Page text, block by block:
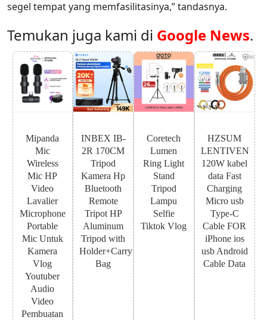
segel tempat yang memfasilitasinya,” tandasnya.
Temukan juga kami di Google News.
Mipanda
Mic
Wireless
Mic HP
Video
Lavalier
Microphone
Portable
Mic Untuk
Kamera
Vlog
Youtuber
Audio
Video
Pembuatan
INBEX IB-
2R 170CM
Tripod
Kamera Hp
Bluetooth
Remote
Tripot HP
Aluminum
Tripod with
Holder+Carry
Bag
Coretech
Lumen
Ring Light
Stand
Tripod
Lampu
Selfie
Tiktok Vlog
HZSUM
LENTIVEN
120W kabel
data Fast
Charging
Micro usb
Type-C
Cable FOR
iPhone ios
usb Android
Cable Data